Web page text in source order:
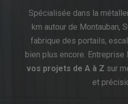
Spécialisée dans la
km autour de Montauban,
fabrique des portails,
bien plus encore.
vos projets de A à Z sur
et